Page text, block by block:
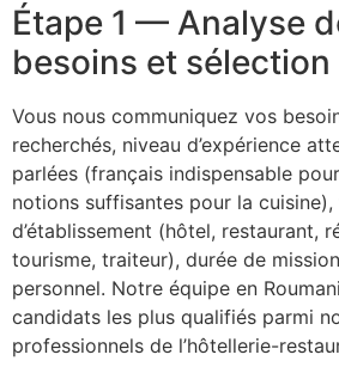
Étape 1 — Analyse
besoins et
Vous nous communiquez vos
recherchés, niveau d’expérience
parlées (français indispensable
notions suffisantes pour la
d’établissement (hôtel, restaurant,
tourisme, traiteur), durée de
personnel. Notre équipe en
candidats les plus qualifiés parmi
professionnels de l’hôtellerie-